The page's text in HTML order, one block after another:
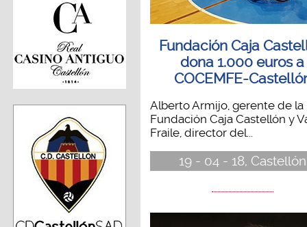
Fundación Caja
dona 1.000 euros a
COCEMFE-
Alberto Armijo, gerente de la
Fundación Caja Castellón y
Fraile, director del...
19 - 04 - 18, Castellón